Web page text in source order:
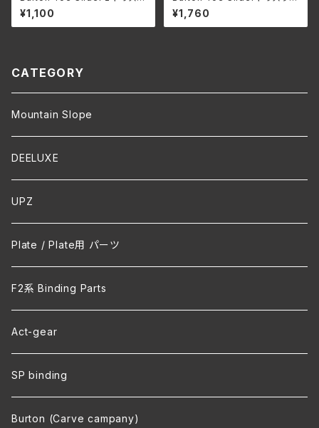
¥1,100
ダー black 左右セット
¥1,760
CATEGORY
Mountain Slope
DEELUXE
UPZ
Plate / Plate用 パーツ
F2系 Binding Parts
Act-gear
SP binding
Burton (Carve campany)